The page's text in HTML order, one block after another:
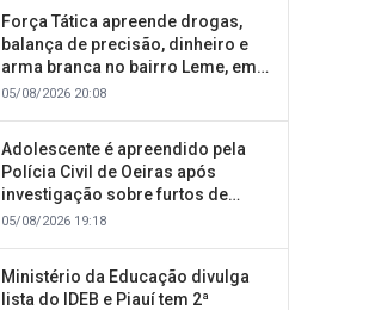
Força Tática apreende drogas,
balança de precisão, dinheiro e
arma branca no bairro Leme, em
Oeiras
05/08/2026 20:08
Adolescente é apreendido pela
Polícia Civil de Oeiras após
investigação sobre furtos de
motocicletas
05/08/2026 19:18
Ministério da Educação divulga
lista do IDEB e Piauí tem 2ª